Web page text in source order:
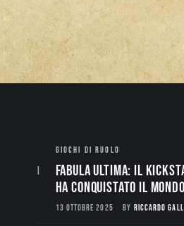
GIOCHI DI RUOLO
Fabula Ultima: il
ha conquistato il mondo
13 OTTOBRE 2025 BY RICCARDO